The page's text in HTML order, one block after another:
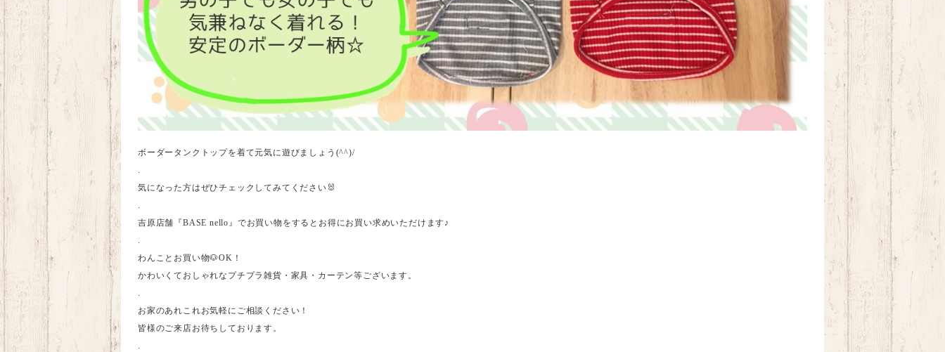
ボーダータンクトップを着て元気に遊びましょう (^^)/
.
気になった方はぜひチェックしてみてください🐰
.
吉原店舗 『BASEnello』 でお買い物をするとお得にお買い求めいただけます♪
.
わんことお買い物🐶OK ！
かわいくておしゃれなプチプラ雑貨・家具・カーテン等ございます。
.
お家のあれこれお気軽にご相談ください！
皆様のご来店お待ちしております。
.